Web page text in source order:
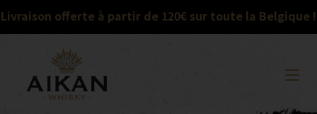
Livraison offerte à partir de 120€ sur toute la Belgique !